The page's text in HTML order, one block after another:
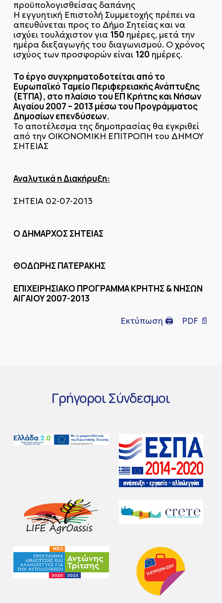
προϋπολογισθείσας δαπάνης
Η εγγυητική Επιστολή Συμμετοχής πρέπει να
απευθύνεται προς το Δήμο Σητείας και να
ισχύει τουλάχιστον για 150 ημέρες, μετά την
ημέρα διεξαγωγής του διαγωνισμού. Ο χρόνος
ισχύος των προσφορών είναι 120 ημέρες.
Το έργο συγχρηματοδοτείται από το
Ευρωπαϊκό Ταμείο Περιφερειακής Ανάπτυξης
(ΕΤΠΑ), στο πλαίσιο του ΕΠ Κρήτης και Νήσων
Αιγαίου 2007 – 2013 μέσω του Προγράμματος
Δημοσίων επενδύσεων.
Το αποτέλεσμα της δημοπρασίας θα εγκριθεί
από την ΟΙΚΟΝΟΜΙΚΗ ΕΠΙΤΡΟΠΗ του ΔΗΜΟΥ
ΣΗΤΕΙΑΣ
Αναλυτικά η Διακήρυξη:
ΣΗΤΕΙΑ 02-07-2013
Ο ΔΗΜΑΡΧΟΣ ΣΗΤΕΙΑΣ
ΘΟΔΩΡΗΣ ΠΑΤΕΡΑΚΗΣ
ΕΠΙΧΕΙΡΗΣΙΑΚΟ ΠΡΟΓΡΑΜΜΑ ΚΡΗΤΗΣ & ΝΗΣΩΝ
ΑΙΓΑΙΟΥ 2007-2013
Εκτύπωση 🖨 PDF 📄
ΓρήγοροιΣύνδεσμοι